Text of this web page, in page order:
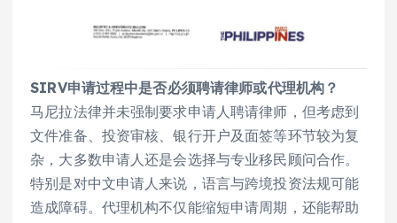
SIRV申请过程中是否必须聘请律师或代理机构？
马尼拉法律并未强制要求申请人聘请律师，但考虑到
文件准备、投资审核、银行开户及面签等环节较为复
杂，大多数申请人还是会选择与专业移民顾问合作。
特别是对中文申请人来说，语言与跨境投资法规可能
造成障碍。代理机构不仅能缩短申请周期，还能帮助